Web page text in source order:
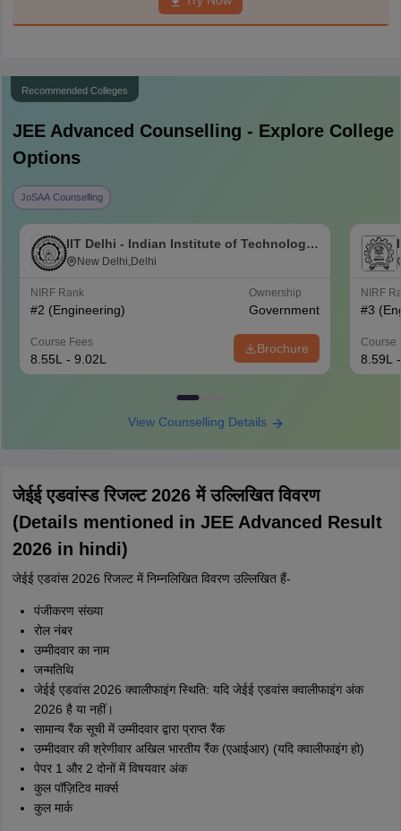
Recommended Colleges
JEE Advanced Counselling - Explore College
Options
JoSAA Counselling
IIT Delhi - Indian Institute of Technology
Delhi
New Delhi,Delhi
NIRF Rank
#2 (Engineering)
Ownership
Government
Course Fees
8.55L - 9.02L
Brochure
NIRF
#3
Course
8.59L
View Counselling Details
जेईई एडवांस्ड रिजल्ट 2026 में उल्लिखित विवरण
(Details mentioned in JEE Advanced Result
2026 in hindi)
जेईई एडवांस 2026 रिजल्ट में निम्नलिखित विवरण उल्लिखित हैं-
पंजीकरण संख्या
रोल नंबर
उम्मीदवार का नाम
जन्मतिथि
जेईई एडवांस 2026 क्वालीफाइंग स्थिति: यदि जेईई एडवांस क्वालीफाइंग अंक
2026 है या नहीं।
सामान्य रैंक सूची में उम्मीदवार द्वारा प्राप्त रैंक
उम्मीदवार की श्रेणीवार अखिल भारतीय रैंक (एआईआर) (यदि क्वालीफाइंग हो)
पेपर 1 और 2 दोनों में विषयवार अंक
कुल पॉज़िटिव मार्क्स
कुल मार्क